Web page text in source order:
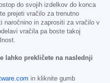
do svojih izdelkov do konca
prejeti vračilo za trenutno
naročnino in zaprositi za vračilo v
vračila pa boste takoj
lahko prekličete na naslednji
in kliknite gumb